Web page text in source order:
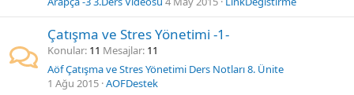
Çatışma ve Stres Yönetimi -1-
Konular 11 Mesajlar 11
Aöf Çatışma ve Stres Yönetimi Ders Notları 8. Ünite
1 Ağu 2015 AOFDestek